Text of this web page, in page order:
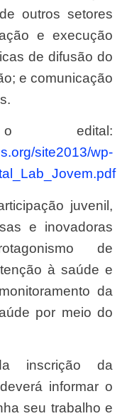
outros setores
e execução
de difusão do
e comunicação
site2013/wp-
e inovadoras
de
à saúde e
da
por meio do
da
informar o
seu trabalho e